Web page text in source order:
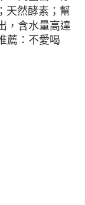
；天然酵素；幫
，含水量高達
薦：不愛喝